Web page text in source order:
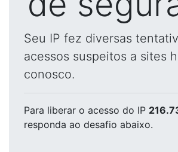
Seu IP fez diversas
acessos suspeitos a sites
conosco.
Para liberar o acesso do IP
responda ao desafio abaixo.